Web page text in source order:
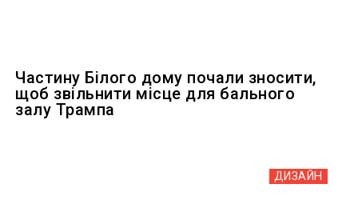
Частину Білого дому почали зносити,
щоб звільнити місце для бального
залу Трампа
ДИЗАЙН